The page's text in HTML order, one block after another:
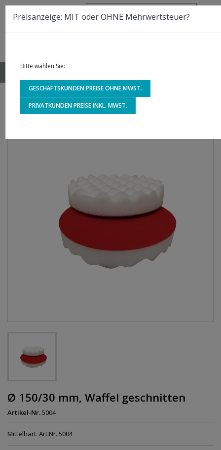
Telefon:0800 - 30 10 700
Preisanzeige: MIT oder OHNE Mehrwertsteuer?
Bitte wählen Sie:
GESCHÄFTSKUNDEN PREISE OHNE MWST.
PRIVATKUNDEN PREISE INKL. MWST.
STARTSEITE
Ø 150/30 mm, Waffel geschnitten
Artikel-Nr.5004
Mittelhart. Art.Nr. 5004